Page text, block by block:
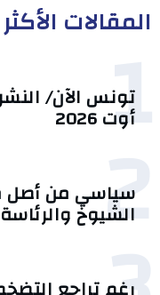
المقالات
1
أوت 2026
2
سياسي من
الشيوخ